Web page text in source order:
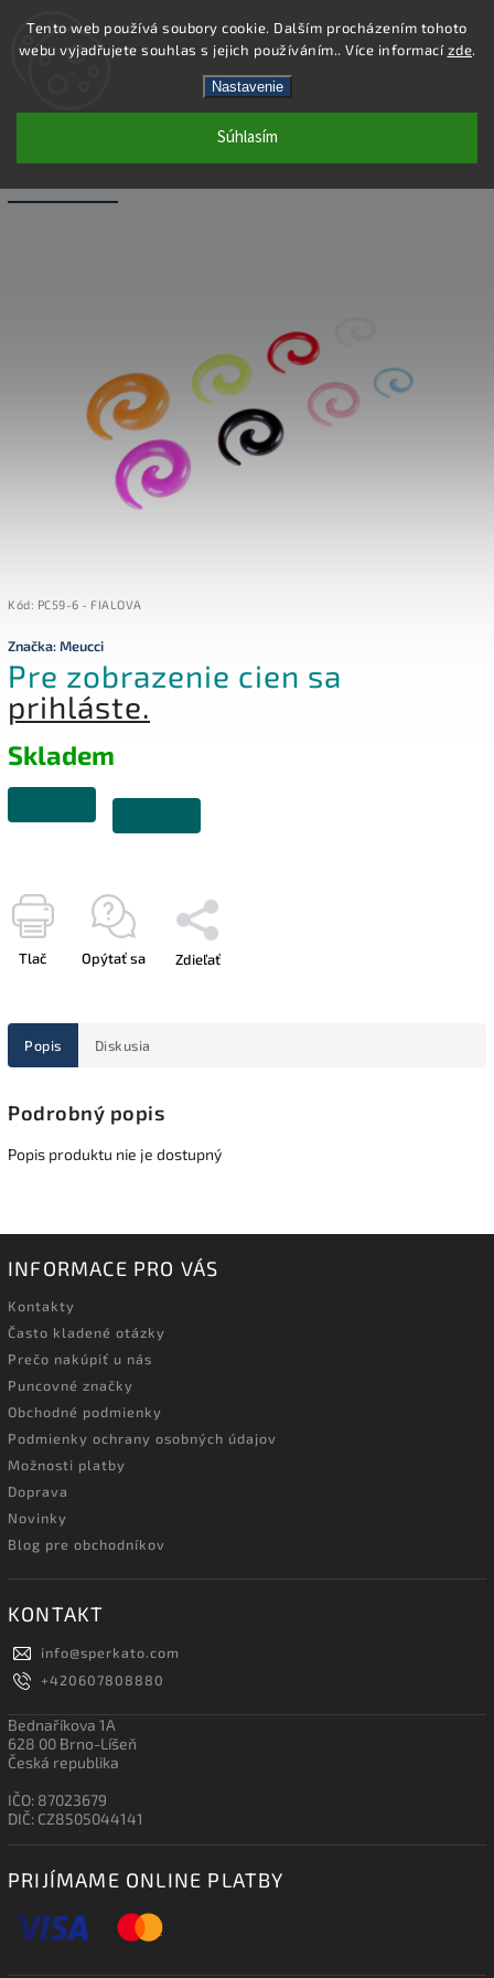
Tento web používá soubory cookie. Dalším procházením tohoto
webu vyjadřujete souhlas s jejich používáním.. Více informacízde.
Nastavenie
Súhlasím
Hľadať
PC59-6 - ROZŤAHOVÁK ŠPIRÁLA -
Kód: PC59-6 - FIALOVA
Značka:Meucci
Pre zobrazenie cien sa
prihláste.
Skladem
Tlač Opýtať sa Zdieľať
Popis Diskusia
Podrobný popis
Popis produktu nie je dostupný
INFORMACE PRO VÁS
Kontakty
Často kladené otázky
Prečo nakúpiť u nás
Puncovné značky
Obchodné podmienky
Podmienky ochrany osobných údajov
Možnosti platby
Doprava
Novinky
Blog pre obchodníkov
KONTAKT
info@sperkato.com
+420607808880
Bednaříkova 1A
628 00 Brno-Líšeň
Česká republika
IČO: 87023679
DIČ: CZ8505044141
PRIJÍMAME ONLINE PLATBY